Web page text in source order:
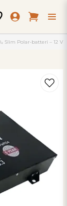
Slim Polar-batteri – 12 V